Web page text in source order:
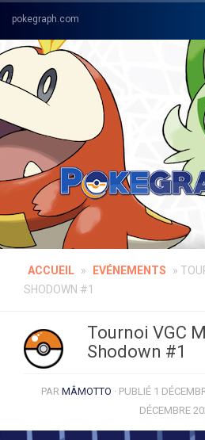
Skip to content
ACCUEIL » EVÉNEMENTS »
SHODOWN #1
Tournoi VGC
Shodown #1
PAR MÂMOTTO · PUBLIÉ 1
DÉCEMBRE